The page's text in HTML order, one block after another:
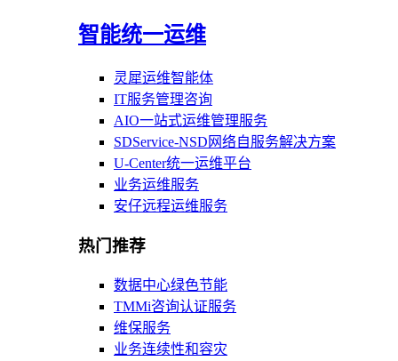
智能统一运维
灵犀运维智能体
IT服务管理咨询
AIO一站式运维管理服务
SDService-NSD网络自服务解决方案
U-Center统一运维平台
业务运维服务
安仔远程运维服务
热门推荐
数据中心绿色节能
TMMi咨询认证服务
维保服务
业务连续性和容灾